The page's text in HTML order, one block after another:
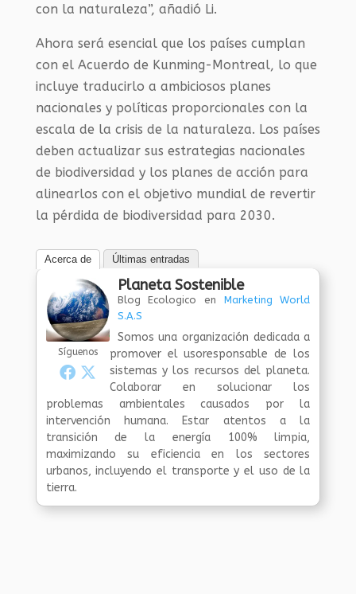
con la naturaleza”, añadió Li.
Ahora será esencial que los países cumplan
con el Acuerdo de Kunming-Montreal, lo que
incluye traducirlo a ambiciosos planes
nacionales y políticas proporcionales con la
escala de la crisis de la naturaleza. Los países
deben actualizar sus estrategias nacionales
de biodiversidad y los planes de acción para
alinearlos con el objetivo mundial de revertir
la pérdida de biodiversidad para 2030.
Acerca de Últimas entradas
Síguenos
Planeta Sostenible
Blog Ecologico en Marketing World
S.A.S
Somos una organización dedicada a
promover el usoresponsable de los
sistemas y los recursos del planeta.
Colaborar en solucionar los
problemas ambientales causados por la
intervención humana. Estar atentos a la
transición de la energía 100% limpia,
maximizando su eficiencia en los sectores
urbanos, incluyendo el transporte y el uso de la
tierra.